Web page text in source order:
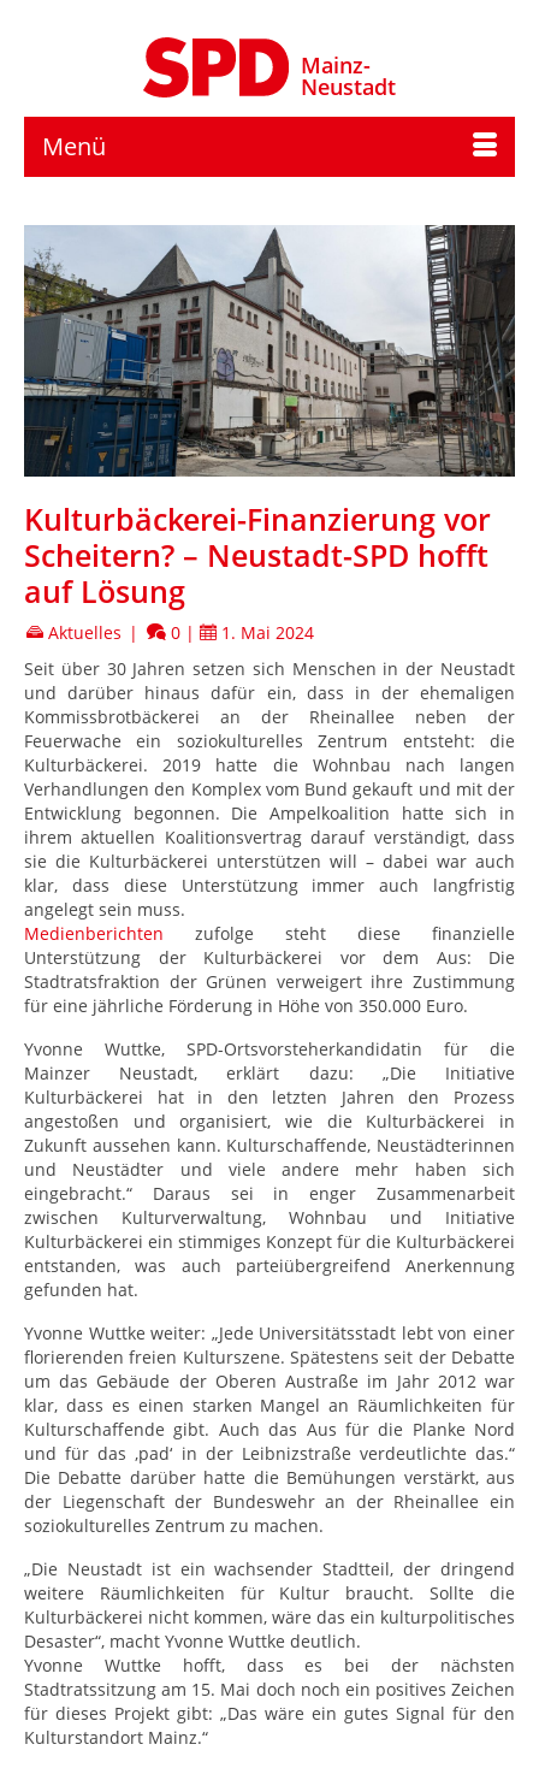
Mainz-
Neustadt
Menü
Kulturbäckerei-Finanzierung vor
Scheitern? – Neustadt-SPD hofft
auf Lösung
Aktuelles | 0 |
1. Mai 2024
Seit über 30 Jahren setzen sich Menschen in der Neustadt
und darüber hinaus dafür ein, dass in der ehemaligen
Kommissbrotbäckerei an der Rheinallee neben der
Feuerwache ein soziokulturelles Zentrum entsteht: die
Kulturbäckerei. 2019 hatte die Wohnbau nach langen
Verhandlungen den Komplex vom Bund gekauft und mit der
Entwicklung begonnen. Die Ampelkoalition hatte sich in
ihrem aktuellen Koalitionsvertrag darauf verständigt, dass
sie die Kulturbäckerei unterstützen will – dabei war auch
klar, dass diese Unterstützung immer auch langfristig
angelegt sein muss.
Medienberichten zufolge steht diese finanzielle
Unterstützung der Kulturbäckerei vor dem Aus: Die
Stadtratsfraktion der Grünen verweigert ihre Zustimmung
für eine jährliche Förderung in Höhe von 350.000 Euro.
Yvonne Wuttke, SPD-Ortsvorsteherkandidatin für die
Mainzer Neustadt, erklärt dazu: „Die Initiative
Kulturbäckerei hat in den letzten Jahren den Prozess
angestoßen und organisiert, wie die Kulturbäckerei in
Zukunft aussehen kann. Kulturschaffende, Neustädterinnen
und Neustädter und viele andere mehr haben sich
eingebracht.“ Daraus sei in enger Zusammenarbeit
zwischen Kulturverwaltung, Wohnbau und Initiative
Kulturbäckerei ein stimmiges Konzept für die Kulturbäckerei
entstanden, was auch parteiübergreifend Anerkennung
gefunden hat.
Yvonne Wuttke weiter: „Jede Universitätsstadt lebt von einer
florierenden freien Kulturszene. Spätestens seit der Debatte
um das Gebäude der Oberen Austraße im Jahr 2012 war
klar, dass es einen starken Mangel an Räumlichkeiten für
Kulturschaffende gibt. Auch das Aus für die Planke Nord
und für das ‚pad‘ in der Leibnizstraße verdeutlichte das.“
Die Debatte darüber hatte die Bemühungen verstärkt, aus
der Liegenschaft der Bundeswehr an der Rheinallee ein
soziokulturelles Zentrum zu machen.
„Die Neustadt ist ein wachsender Stadtteil, der dringend
weitere Räumlichkeiten für Kultur braucht. Sollte die
Kulturbäckerei nicht kommen, wäre das ein kulturpolitisches
Desaster“, macht Yvonne Wuttke deutlich.
Yvonne Wuttke hofft, dass es bei der nächsten
Stadtratssitzung am 15. Mai doch noch ein positives Zeichen
für dieses Projekt gibt: „Das wäre ein gutes Signal für den
Kulturstandort Mainz.“